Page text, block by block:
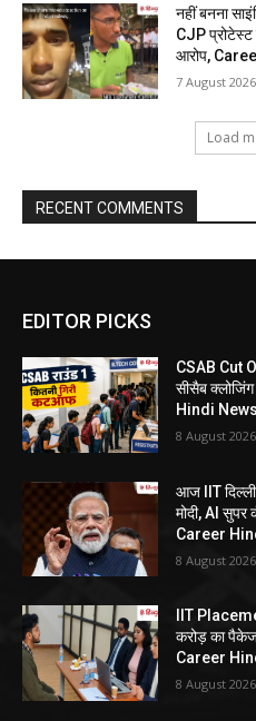
नहीं बनना
CJP प्रोटेस्ट
आरोप,
7 August 2026
Load
RECENT COMMENTS
EDITOR PICKS
CSAB Cut
सीसैब
Hindi News
8 August 2026
आज IIT दिल्ली
मोदी, AI सुपर
Career
8 August 2026
IIT
करोड़ का
Career
8 August 2026